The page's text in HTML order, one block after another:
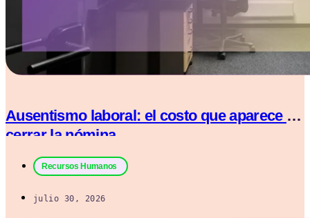
Ausentismo laboral: el costo que aparece al
cerrar la nómina
Recursos Humanos
julio 30, 2026